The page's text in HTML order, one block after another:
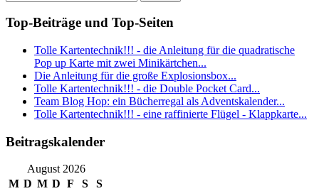
Top-Beiträge und Top-Seiten
Tolle Kartentechnik!!! - die Anleitung für die quadratische
Pop up Karte mit zwei Minikärtchen...
Die Anleitung für die große Explosionsbox...
Tolle Kartentechnik!!! - die Double Pocket Card...
Team Blog Hop: ein Bücherregal als Adventskalender...
Tolle Kartentechnik!!! - eine raffinierte Flügel - Klappkarte...
Beitragskalender
August 2026
M D M D F S
S